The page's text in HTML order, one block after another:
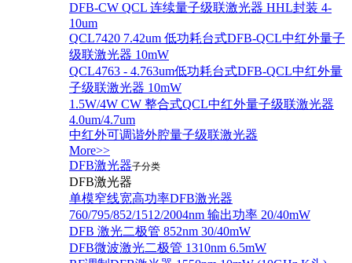
DFB-CW QCL 连续量子级联激光器 HHL封装 4-
10um
QCL7420 7.42um 低功耗台式DFB-QCL中红外量子
级联激光器 10mW
QCL4763 - 4.763um低功耗台式DFB-QCL中红外量
子级联激光器 10mW
1.5W/4W CW 整合式QCL中红外量子级联激光器
4.0um/4.7um
中红外可调谐外腔量子级联激光器
More>>
DFB激光器子分类
DFB激光器
单模窄线宽高功率DFB激光器
760/795/852/1512/2004nm 输出功率 20/40mW
DFB 激光二极管 852nm 30/40mW
DFB微波激光二极管 1310nm 6.5mW